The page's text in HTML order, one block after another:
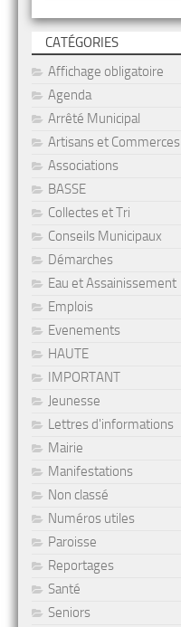
CATÉGORIES
Affichage obligatoire
Agenda
Arrêté Municipal
Artisans et Commerces
Associations
BASSE
Collectes et Tri
Conseils Municipaux
Démarches
Eau et Assainissement
Emplois
Evenements
HAUTE
IMPORTANT
Jeunesse
Lettres d'informations
Mairie
Manifestations
Non classé
Numéros utiles
Paroisse
Reportages
Santé
Seniors